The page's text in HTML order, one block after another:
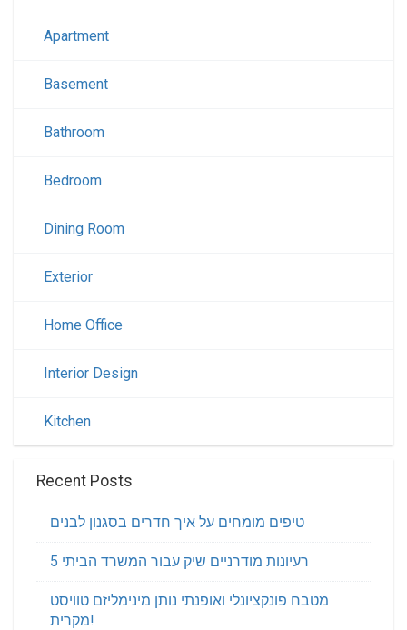
Apartment
Basement
Bathroom
Bedroom
Dining Room
Exterior
Home Office
Interior Design
Kitchen
Recent Posts
טיפים מומחים על איך חדרים בסגנון לבנים
5 רעיונות מודרניים שיק עבור המשרד הביתי
מטבח פונקציונלי ואופנתי נותן מינימליזם טוויסט
מקרית!